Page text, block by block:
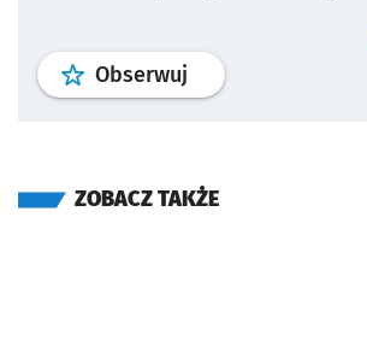
Obserwuj profil
ZOBACZ TAKŻE